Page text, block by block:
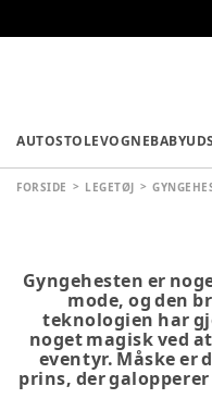
AUTOSTOLEVOGNE
FORSIDE LEGETØJ
Gyngehesten er
mode, og den
teknologien har
noget magisk ved
eventyr. Måske er
prins, der